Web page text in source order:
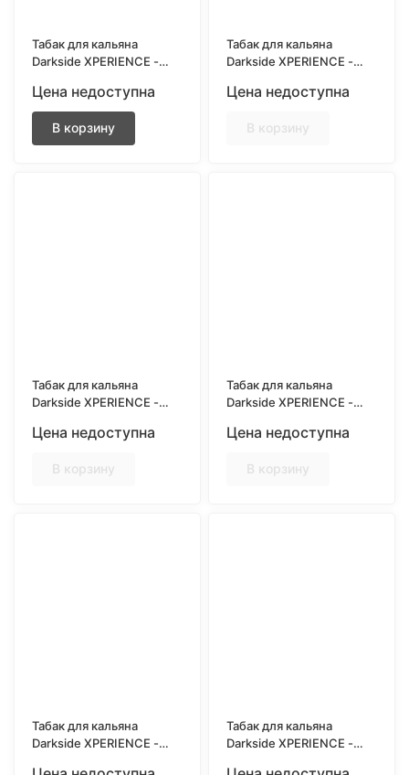
Табак для кальяна
Darkside XPERIENCE -
(Маргарита) 30 грамм
Цена недоступна
В корзину
Табак для кальяна
Darkside XPERIENCE -
Гранат) 30 грамм
Цена недоступна
В корзину
Табак для кальяна
Darkside XPERIENCE -
Кашмир) 30 грамм
Цена недоступна
В корзину
Табак для кальяна
Darkside XPERIENCE -
Йогурт) 30 грамм
Цена недоступна
В корзину
Табак для кальяна
Darkside XPERIENCE -
Табак для кальяна
Darkside XPERIENCE -